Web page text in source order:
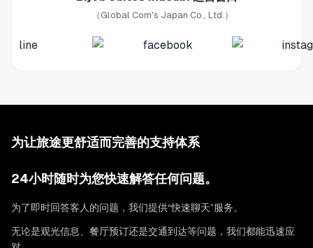
（Global Com's Japan Co., Ltd.）
为让旅途更舒适而完善的支持体系
24小时随时为您快速解答任何问题。
为了即时回答客人的问题，我们提供“快速聊天”服务。
无论是观光信息、餐厅预订还是交通到达等问题，我们都能迅速应